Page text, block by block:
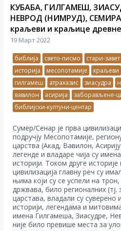
КУБАБА, ГИЛГАМЕШ,
НЕВРОД (НИМРУД),
краљеви и краљице
19 Март 2022
библија свето-писмо стари-завет
историја
месопотамије краљеви
гилгамеш
атрахазис зиасудра
вавилон
асирија
заборављене-
библијски-култуни-центар
Сумер/Сенар је прва
подручју Месопотамије,
царства (Акад, Вавилон,
легенде и владаре чија су
историји. Током друге
цивилизација главну реч су
њима који су се успели на
држвава, било регионалних (тј.
царстава, владали су суверено
историји, легендама и
имена Гилгамеша, Зиасудре,
није било превише места за